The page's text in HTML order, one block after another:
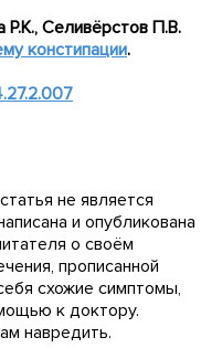
Селивёрстов П.В.
констипации.
не является
и опубликована
о своём
прописанной
схожие симптомы,
к доктору.
навредить.